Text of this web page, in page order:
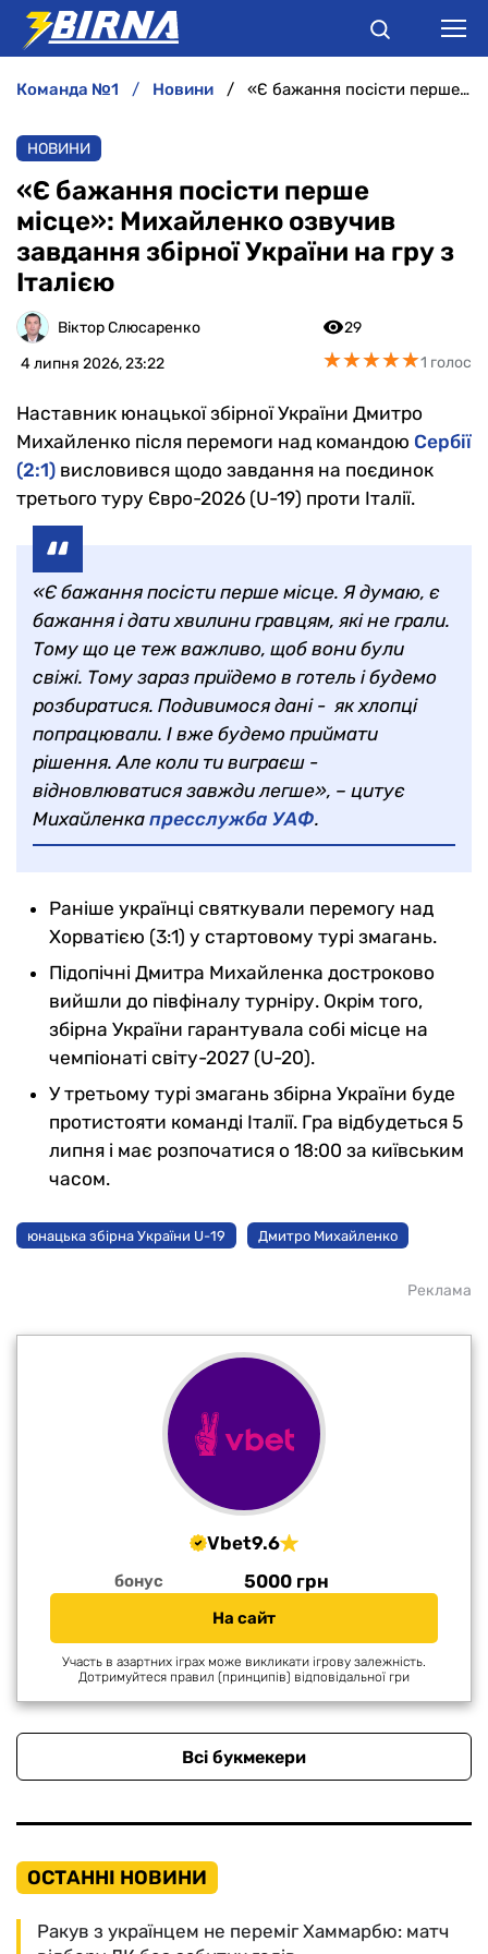
АНАЛІТИКА
ІНТЕРВ'Ю
РІЗНЕ
БУКМЕКЕРИ
команда №1 новини «Є бажання посісти перше місце»: Михайленко озвучив завдання збірної України на гру з Італією
НОВИНИ
«Є бажання посісти перше
місце»: Михайленко озвучив
завдання збірної України на гру з
Італією
Віктор Слюсаренко
4 липня 2026, 23:22
29
★★★★★
★★★★★1 голос
Наставник юнацької збірної України Дмитро
Михайленко після перемоги над командою Сербії
(2:1) висловився щодо завдання на поєдинок
третього туру Євро-2026 (U-19) проти Італії.
«Є бажання посісти перше місце. Я думаю, є
бажання і дати хвилини гравцям, які не грали.
Тому що це теж важливо, щоб вони були
свіжі. Тому зараз приїдемо в готель і будемо
розбиратися. Подивимося дані - як хлопці
попрацювали. І вже будемо приймати
рішення. Але коли ти виграєш -
відновлюватися завжди легше», – цитує
Михайленка пресслужба УАФ.
Раніше українці святкували перемогу над
Хорватією (3:1) у стартовому турі змагань.
Підопічні Дмитра Михайленка достроково
вийшли до півфіналу турніру. Окрім того,
збірна України гарантувала собі місце на
чемпіонаті світу-2027 (U-20).
У третьому турі змагань збірна України буде
протистояти команді Італії. Гра відбудеться 5
липня і має розпочатися о 18:00 за київським
часом.
юнацька збірна України U-19 Дмитро Михайленко
Реклама
Vbet9.6
бонус 5000 грн
На сайт
Участь в азартних іграх може викликати ігрову залежність.
Дотримуйтеся правил (принципів) відповідальної гри
Всі букмекери
ОСТАННІ НОВИНИ
Ракув з українцем не переміг Хаммарбю: матч